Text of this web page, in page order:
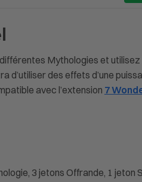
Mythologies et utilisez
d’utiliser des effets d’une
avec l’extension 7
3 jetons Offrande, 1 jeton